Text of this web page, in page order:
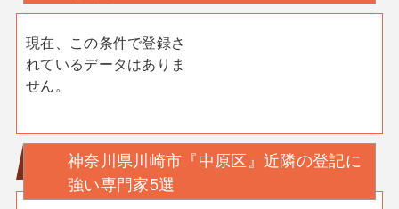
現在、この条件で登録さ
れているデータはありま
せん。
神奈川県川崎市『中原区』近隣の登記に
強い専門家5選